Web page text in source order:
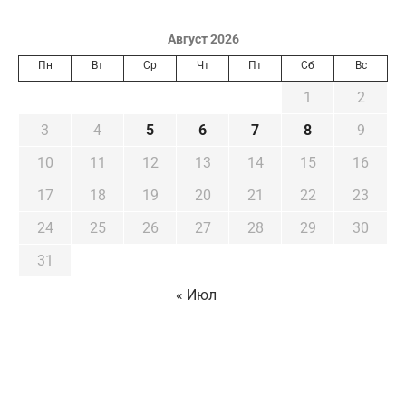
Август 2026
Пн Вт Ср Чт Пт Сб Вс
1
2
3
4 5 6 7 8
9
10
11 12 13 14 15
16
17
18 19 20 21 22
23
24
25 26 27 28 29
30
31
« Июл